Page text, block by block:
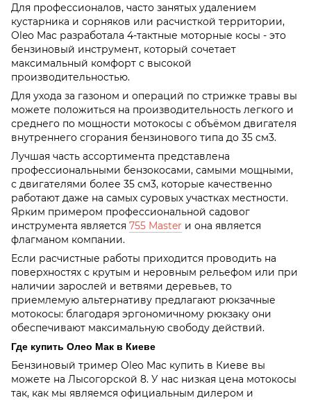
Для профессионалов, часто занятых удалением
кустарника и сорняков или расчисткой территории,
Oleo Mac разработала 4-тактные моторные косы - это
бензиновый инструмент, который сочетает
максимальный комфорт с высокой
производительностью.
Для ухода за газоном и операций по стрижке травы вы
можете положиться на производительность легкого и
среднего по мощности мотокосы с объёмом двигателя
внутреннего сгорания бензинового типа до 35 см3.
Лучшая часть ассортимента представлена
профессиональными бензокосами, самыми мощными,
с двигателями более 35 см3, которые качественно
работают даже на самых суровых участках местности.
Ярким примером профессиональной садовог
инструмента является 755 Master и она является
флагманом компании.
Если расчистные работы приходится проводить на
поверхностях с крутым и неровным рельефом или при
наличии зарослей и ветвями деревьев, то
приемлемую альтернативу предлагают рюкзачные
мотокосы: благодаря эргономичному рюкзаку они
обеспечивают максимальную свободу действий.
Где купить Олео Мак в Киеве
Бензиновый тример Oleo Mac купить в Киеве вы
можете на Лысогорской 8. У нас низкая цена мотокосы
так, как мы являемся официальным дилером и